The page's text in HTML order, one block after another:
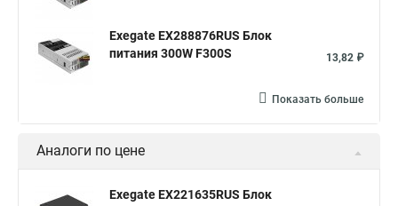
Exegate EX288876RUS Блок
питания 300W F300S
13,82 ₽
Показать больше
Аналоги по цене
Exegate EX221635RUS Блок